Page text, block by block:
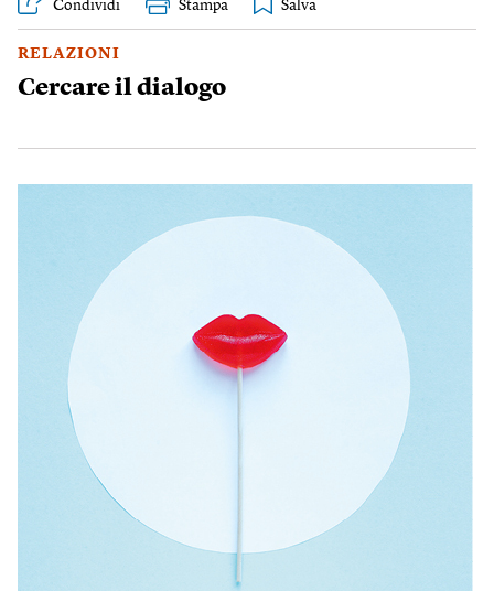
Condividi Stampa
RELAZIONI
Cercare il dialogo